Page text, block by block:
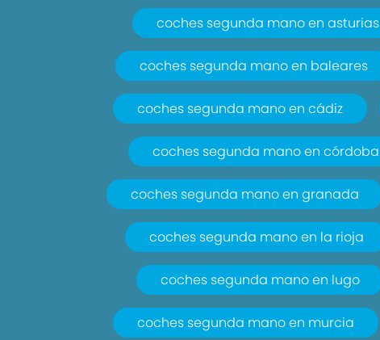
coches segunda mano en asturias
coches segunda mano en baleares
coches segunda mano en cádiz
coches segunda mano en córdoba
coches segunda mano en granada
coches segunda mano en la rioja
coches segunda mano en lugo
coches segunda mano en murcia